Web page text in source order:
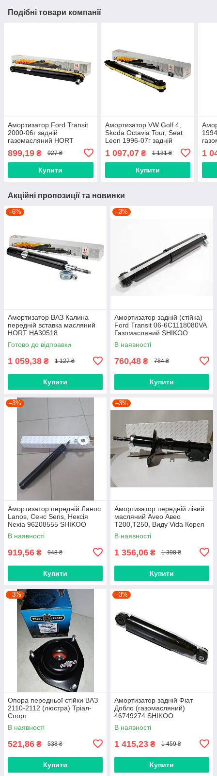
Подібні товари компанії
Амортизатор Ford Transit
2000-06г задній
газомасляний HORT
899,19 ₴ 927 ₴
Купити
Амортизатор VW Golf 4,
Skoda Octavia Tour, Seat
Leon 1996-07г задній
HA30184
1 097,07₴ 1 131 ₴
Купити
1
Акційні пропозиції та новинки
–6%
Амортизатор ВАЗ Калина
передній вставка масляний
HORT HA30518
Готово до відправки
1 059,38 ₴ 1 127 ₴
Купити
–3%
Амортизатор задній (стійка)
Ford Transit 06-6C1118080VA
Газомасляний SHIKOO
В наявності
760,48 ₴ 784 ₴
Купити
–3%
Амортизатор передній Ланос
Lanos, Сенс Sens, Нексія
Nexia 96208555 SHIKOO
В наявності
919,56 ₴ 948 ₴
Купити
–3%
Амортизатор передній лівий
масляний Aveo Авео
Т200,Т250, Виду Vida Корея
SHIKOO
В наявності
1 356,06 ₴ 1 398 ₴
Купити
–3%
Опора передньої стійки ВАЗ
2110-2112 (люстра) Тріал-
Спорт
В наявності
521,86 ₴ 538 ₴
Купити
–3%
Амортизатор задній Фіат
Добло (газомасляний)
46749274 SHIKOO
В наявності
1 415,23 ₴ 1 459 ₴
Купити